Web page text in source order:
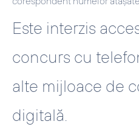
Este interzis
concurs cu
alte mijloace de
digitală.